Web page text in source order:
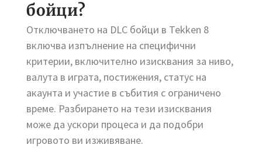
бойци?
Отключването на DLC бойци в Tekken 8
включва изпълнение на специфични
критерии, включително изисквания за ниво,
валута в играта, постижения, статус на
акаунта и участие в събития с ограничено
време. Разбирането на тези изисквания
може да ускори процеса и да подобри
игровото ви изживяване.